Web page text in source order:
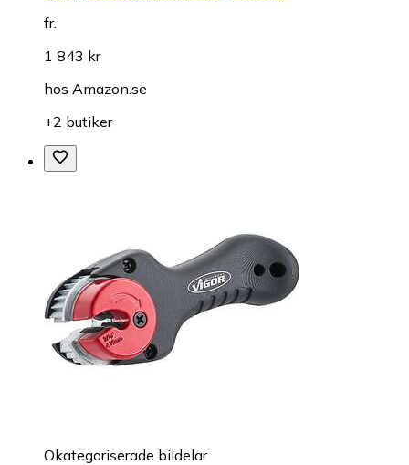
fr.
1 843 kr
hos Amazon.se
+2 butiker
Okategoriserade bildelar